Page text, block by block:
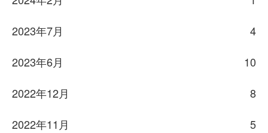
2023年7月
4
2023年6月
10
2022年12月
8
2022年11月
5